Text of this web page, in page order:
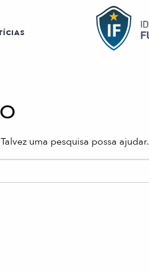
uma pesquisa possa ajudar.